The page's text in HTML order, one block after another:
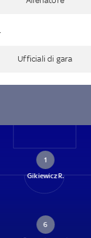
Ufficiali di gara
1
Gikiewicz R.
6